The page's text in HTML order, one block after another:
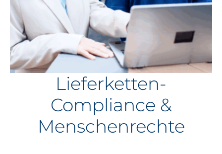
Lieferketten-
Compliance &
Menschenrechte